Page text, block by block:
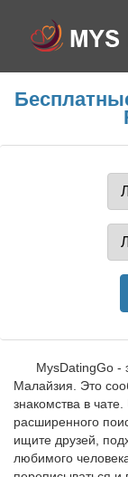
MysDatingGo -
Малайзия. Это
знакомства в
расширенного
ищите друзей,
любимого